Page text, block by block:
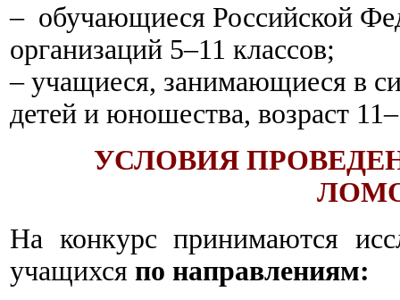
– обучающиеся Российской
организаций 5–11 классов;
– учащиеся, занимающиеся в
детей и юношества, возраст
УСЛОВИЯ
На конкурс принимаются
учащихся по направлениям: